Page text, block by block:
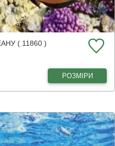
( 11860 )
РОЗМІРИ